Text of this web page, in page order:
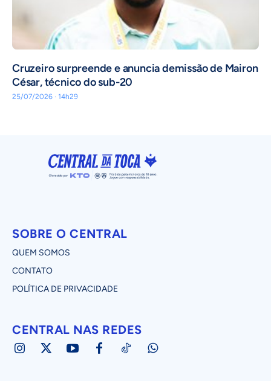
Cruzeiro surpreende e anuncia demissão de Mairon
César, técnico do sub-20
25/07/2026 · 14h29
SOBRE O CENTRAL
QUEM SOMOS
CONTATO
POLÍTICA DE PRIVACIDADE
CENTRAL NAS REDES